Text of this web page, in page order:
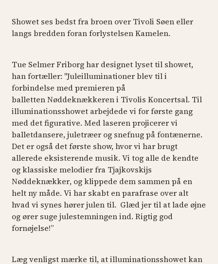
Showet ses bedst fra broen over Tivoli Søen eller
langs bredden foran forlystelsen Kamelen.
Tue Selmer Friborg har designet lyset til showet,
han fortæller: "Juleilluminationer blev til i
forbindelse med premieren på
ballettenNøddeknækkereni Tivolis Koncertsal. Til
illuminationsshowet arbejdede vi for første gang
med det figurative. Med laseren projicerer vi
balletdansere, juletræer og snefnug på fontænerne.
Det er også det første show, hvor vi har brugt
allerede eksisterende musik. Vi tog alle de kendte
og klassiske melodier fra Tjajkovskijs
Nøddeknækker, og klippede dem sammen på en
helt ny måde. Vi har skabt en parafrase over alt
hvad vi synes hører julen til. Glæd jer til at lade øjne
og ører suge julestemningen ind. Rigtig god
fornøjelse!”
Læg venligst mærke til, at illuminationsshowet kan